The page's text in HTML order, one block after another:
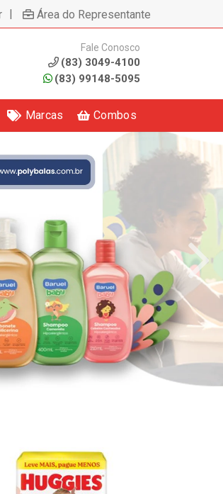
| Área do Representante
Fale Conosco
(83) 3049-4100
(83) 99148-5095
Marcas Combos